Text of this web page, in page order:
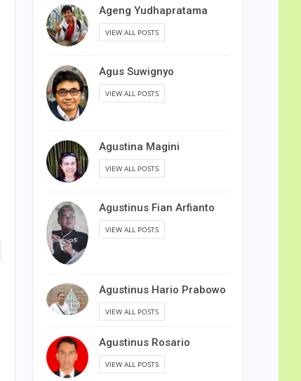
Ageng Yudhapratama
VIEW ALL POSTS
Agus Suwignyo
VIEW ALL POSTS
Agustina Magini
VIEW ALL POSTS
Agustinus Fian Arfianto
VIEW ALL POSTS
Agustinus Hario Prabowo
VIEW ALL POSTS
Agustinus Rosario
VIEW ALL POSTS